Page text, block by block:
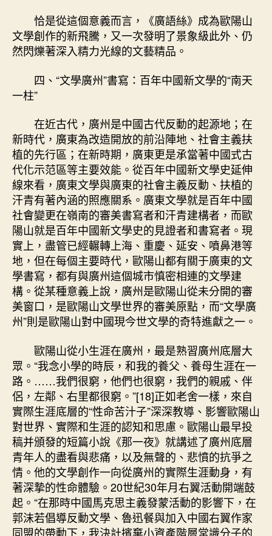
恰是從這個意義而言，《廣語絲》成為歐陽山
文學創作的新飛騰，又一次發明了景象級此外、仍
然閃爍著深入精力光線的文藝精品。
四、“文學廣州”書寫：百年中國新文學的“南天
一柱”
在近古代，廣州是中國古代反動的起源地；在
新時代，廣東為改造開放的前沿陣地、社會主義扶
植的先行區；在新時期，廣東更是承當著中國式古
代化示范區等主要效能。從百年中國新文學史延伸
線來看，廣東文學與廣東的社會主義反動、扶植的
汗青有著內涵的照應關系。廣東文學就是百年中國
社會變更在嶺南的審美書寫者和汗青建構者，而歐
陽山就是百年中國新文學史的見證者和書寫者。現
實上，盡管已經輾轉上海、重慶、延安、噴鼻港等
地，但在每個主要時代，歐陽山都有關于廣東的文
學書寫，都有與廣州這個城市慎密相連的文學建
構。從某種意義上說，廣州是歐陽山從未分開的審
美窗口，是歐陽山文學世界的審美原點，而“文學廣
州”則是歐陽山對中國現今世文學的奇特進獻之一。
歐陽山從小生涯在廣州，最是熟習廣州底層大
眾。“我念小學的時辰，和我的養父、養母生涯在一
路。……我們很窮，他們也很窮，我們的親戚、伴
侶，左鄰、右里都很窮。”[18]正如老舍一樣，來自
實際生涯底層的“性命苦汁子”深深教導、影響歐陽山
對世界、實際和生涯的認知和思慮。歐陽山最早投
稿并頒發的短篇小說《那一夜》就講述了廣州底層
青年人的盡看與悲痛，以及無聲的、悲憤的抗爭之
情。他的文學創作一向從廣州的實際生涯動身，有
著深摯的性命體驗。20世紀30年月右翼活動開端鼓
起。“在那時中國馬克思主義發蒙活動的影響下，在
郭沫若倡導反動文學、魯迅餐與加入中國右翼作家
同盟的帶動下，我決計擯棄小資產階層常識分子的